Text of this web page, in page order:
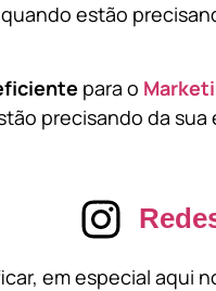
estão
para o
precisando da sua
em especial aqui